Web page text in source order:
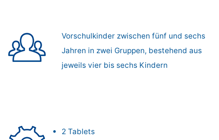
Vorschulkinder zwischen fünf und sechs
Jahren in zwei Gruppen, bestehend aus
jeweils vier bis sechs Kindern
2 Tablets